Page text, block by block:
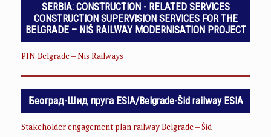
SERBIA: CONSTRUCTION - RELATED SERVICES
CONSTRUCTION SUPERVISION SERVICES FOR THE
BELGRADE – NIŠ RAILWAY MODERNISATION PROJECT
PIN Belgrade – Nis Railways
Београд-Шид пруга ESIA/Belgrade-Šid railway ESIA
Stakeholder engagement plan railway Belgrade – Šid